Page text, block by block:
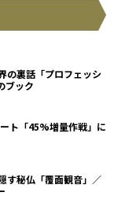
の裏話「プロフェッシ
ブック
ト「45%増量作戦」に
す秘仏「覆面観音」／